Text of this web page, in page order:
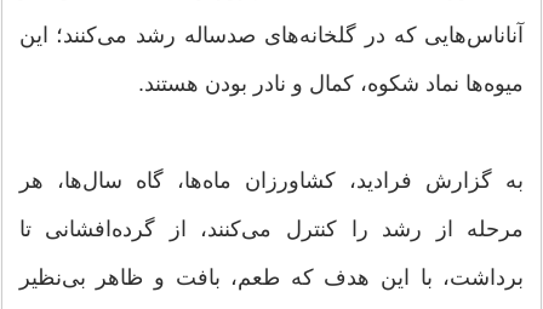
آناناس‌هایی که در گلخانه‌های صدساله رشد می‌کنند؛ این
میوه‌ها نماد شکوه، کمال و نادر بودن هستند.
به گزارش فرادید، کشاورزان ماه‌ها، گاه سال‌ها، هر
مرحله از رشد را کنترل می‌کنند، از گرده‌افشانی تا
برداشت، با این هدف که طعم، بافت و ظاهر بی‌نظیر